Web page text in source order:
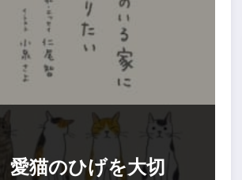
愛猫のひげを大切